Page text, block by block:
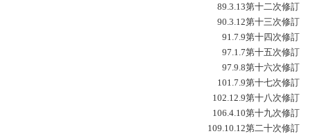
89.3.13第十二次修訂
90.3.12第十三次修訂
91.7.9第十四次修訂
97.1.7第十五次修訂
97.9.8第十六次修訂
101.7.9第十七次修訂
102.12.9第十八次修訂
106.4.10第十九次修訂
109.10.12第二十次修訂